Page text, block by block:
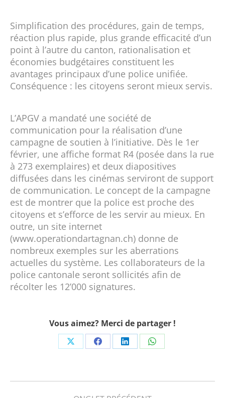
Simplification des procédures, gain de temps,
réaction plus rapide, plus grande efficacité d’un
point à l’autre du canton, rationalisation et
économies budgétaires constituent les
avantages principaux d’une police unifiée.
Conséquence : les citoyens seront mieux servis.
L’APGV a mandaté une société de
communication pour la réalisation d’une
campagne de soutien à l’initiative. Dès le 1er
février, une affiche format R4 (posée dans la rue
à 273 exemplaires) et deux diapositives
diffusées dans les cinémas serviront de support
de communication. Le concept de la campagne
est de montrer que la police est proche des
citoyens et s’efforce de les servir au mieux. En
outre, un site internet
(www.operationdartagnan.ch) donne de
nombreux exemples sur les aberrations
actuelles du système. Les collaborateurs de la
police cantonale seront sollicités afin de
récolter les 12’000 signatures.
Vous aimez? Merci de partager !
Share
X
Share
Facebook
Share
LinkedIn
Share
WhatsApp